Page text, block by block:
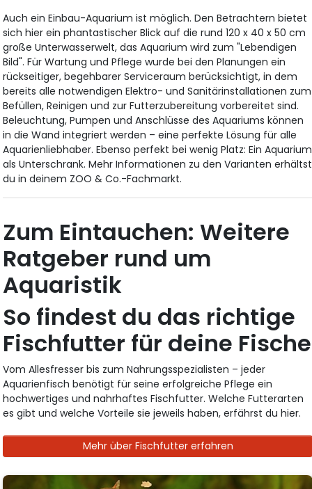
Auch ein Einbau-Aquarium ist möglich. Den Betrachtern bietet
sich hier ein phantastischer Blick auf die rund 120 x 40 x 50 cm
große Unterwasserwelt, das Aquarium wird zum "Lebendigen
Bild". Für Wartung und Pflege wurde bei den Planungen ein
rückseitiger, begehbarer Serviceraum berücksichtigt, in dem
bereits alle notwendigen Elektro- und Sanitärinstallationen zum
Befüllen, Reinigen und zur Futterzubereitung vorbereitet sind.
Beleuchtung, Pumpen und Anschlüsse des Aquariums können
in die Wand integriert werden – eine perfekte Lösung für alle
Aquarienliebhaber. Ebenso perfekt bei wenig Platz: Ein Aquarium
als Unterschrank. Mehr Informationen zu den Varianten erhältst
du in deinem ZOO & Co.-Fachmarkt.
Zum Eintauchen: Weitere
Ratgeber rund um
Aquaristik
So findest du das richtige
Fischfutter für deine Fische
Vom Allesfresser bis zum Nahrungsspezialisten – jeder
Aquarienfisch benötigt für seine erfolgreiche Pflege ein
hochwertiges und nahrhaftes Fischfutter. Welche Futterarten
es gibt und welche Vorteile sie jeweils haben, erfährst du hier.
Mehr über Fischfutter erfahren